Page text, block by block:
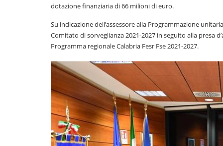
dotazione finanziaria di 66 milioni di euro.
Su indicazione dell’assessore alla Programmazione
Comitato di sorveglianza 2021-2027 in seguito alla presa
Programma regionale Calabria Fesr Fse 2021-2027.